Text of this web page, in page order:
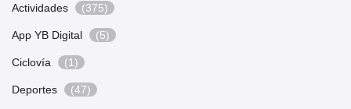
Actividades (375)
App YB Digital (5)
Ciclovía (1)
Deportes (47)